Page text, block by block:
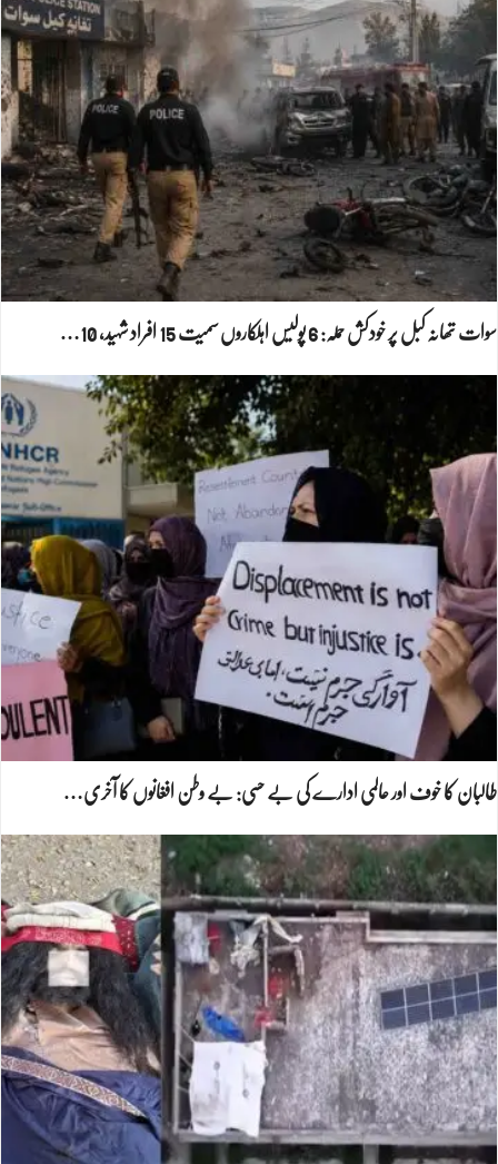
سوات تھانہ کبل پر خودکش حملہ: 6 پولیس اہلکاروں سمیت 15 افراد شہید، 10…
طالبان کا خوف اور عالمی ادارے کی بے حسی: بے وطن افغانوں کا آخری…